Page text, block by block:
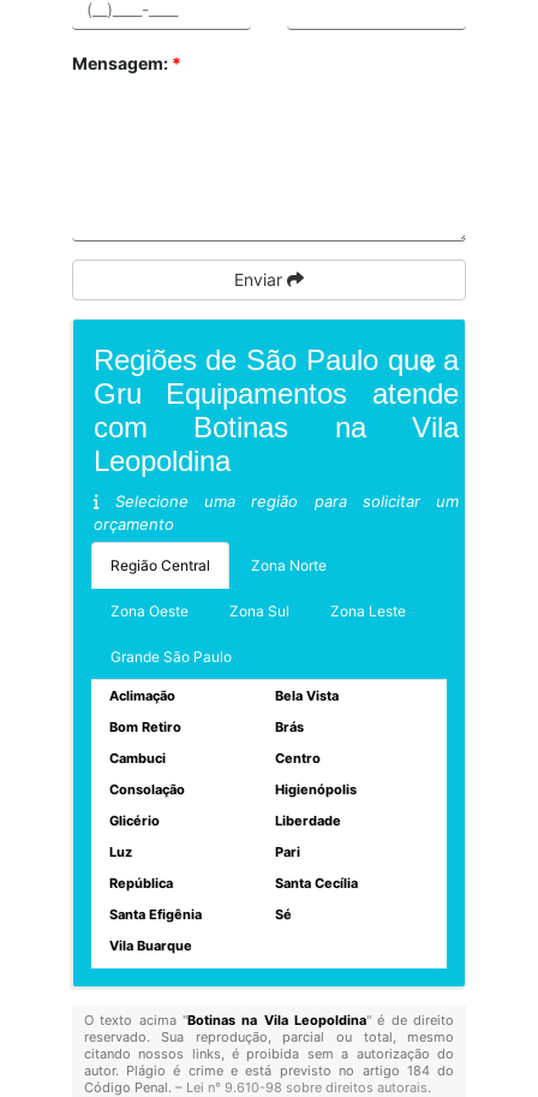
Mensagem: *
Enviar
Regiões de São Paulo que a
Gru Equipamentos atende
com Botinas na Vila
Leopoldina
Selecione uma região para solicitar um
orçamento
Região Central Zona Norte
Zona Oeste Zona Sul Zona Leste
Grande São Paulo
Aclimação
Bela Vista
Bom Retiro
Brás
Cambuci
Centro
Consolação
Higienópolis
Glicério
Liberdade
Luz
Pari
República
Santa Cecília
Santa Efigênia
Sé
Vila Buarque
O texto acima "Botinas na Vila Leopoldina" é de direito
reservado. Sua reprodução, parcial ou total, mesmo
citando nossos links, é proibida sem a autorização do
autor. Plágio é crime e está previsto no artigo 184 do
Código Penal. – Lei n° 9.610-98 sobre direitos autorais.